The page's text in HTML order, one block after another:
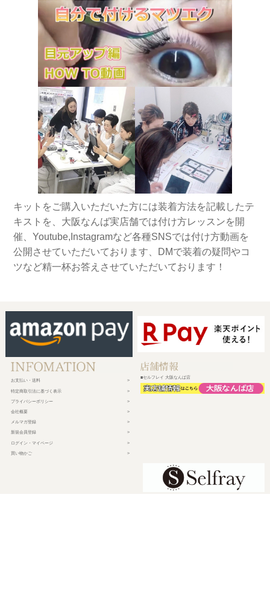
キットをご購入いただいた方には装着方法を記載したテ
キストを、大阪なんば実店舗では付け方レッスンを開
催、Youtube,Instagramなど各種SNSでは付け方動画を
公開させていただいております、DMで装着の疑問やコ
ツなど精一杯お答えさせていただいております！
お支払い・送料
特定商取引法に基づく表示
プライバシーポリシー
会社概要
メルマガ登録
新規会員登録
ログイン・マイページ
買い物かご
■セルフレイ 大阪なんば店